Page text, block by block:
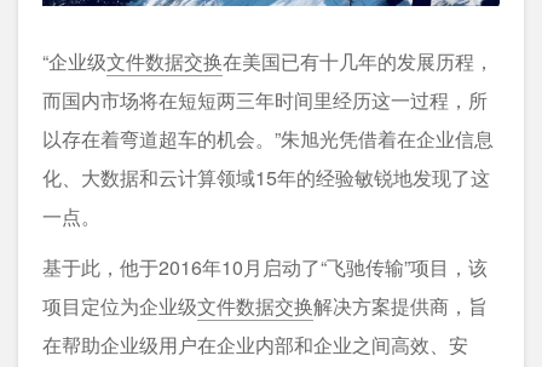
“企业级文件数据交换在美国已有十几年的发展历程，
而国内市场将在短短两三年时间里经历这一过程，所
以存在着弯道超车的机会。”朱旭光凭借着在企业信息
化、大数据和云计算领域15年的经验敏锐地发现了这
一点。
基于此，他于2016年10月启动了“飞驰传输”项目，该
项目定位为企业级文件数据交换解决方案提供商，旨
在帮助企业级用户在企业内部和企业之间高效、安